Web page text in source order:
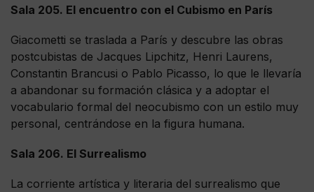
Sala 205. El encuentro con el Cubismo en París
Giacometti se traslada a París y descubre las obras
postcubistas de Jacques Lipchitz, Henri Laurens,
Constantin Brancusi o Pablo Picasso, lo que le llevaría
a abandonar su formación clásica y a adoptar el
vocabulario formal del neocubismo con un estilo muy
personal, centrándose en la figura humana.
Sala 206. El Surrealismo
La corriente artística y literaria del surrealismo que